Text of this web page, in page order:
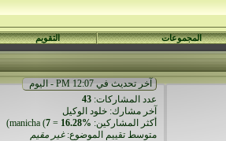
المجموعات التقويم
آخر تحديث في 12:07 PM - اليوم
عدد المشاركات: 43
آخر مشارك: خلود الوكيل
أكثر المشاركين:
manicha (7 = 16.28%
)
متوسط تقييم الموضوع:غير مقيم